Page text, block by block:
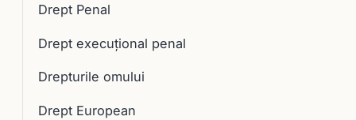
Drept Penal
Drept execuţional penal
Drepturile omului
Drept European